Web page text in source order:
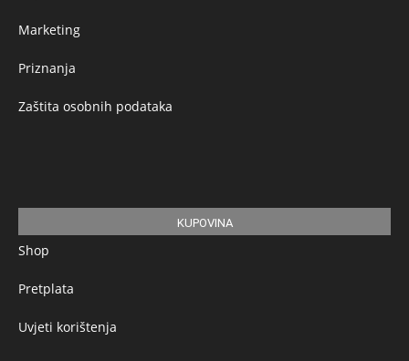
Marketing
Priznanja
Zaštita osobnih podataka
KUPOVINA
Shop
Pretplata
Uvjeti korištenja